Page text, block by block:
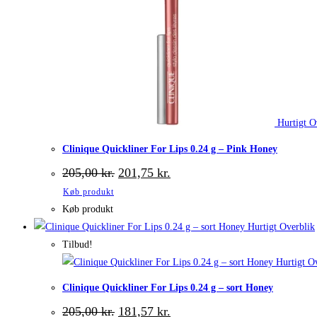
Hurtigt
Clinique Quickliner For Lips 0.24 g – Pink Honey
205,00kr. Den
oprindelige
205,00 kr..
201,75 kr.
aktuelle
201,75 kr..
Køb produkt
Køb produkt
Hurtigt Overblik
Tilbud!
Hurtigt
Clinique Quickliner For Lips 0.24 g – sort Honey
205,00kr. Den
181,57 kr.